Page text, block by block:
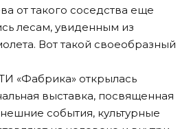
от такого соседства еще
лесам, увиденным из
Вот такой своеобразный
«Фабрика» открылась
выставка, посвященная
события, культурные